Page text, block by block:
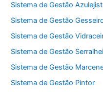
Sistema de Gestão
Sistema de Gestão
Sistema de Gestão
Sistema de Gestão
Sistema de Gestão
Sistema de Gestão Pintor